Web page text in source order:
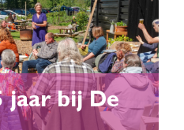
jaar bij De